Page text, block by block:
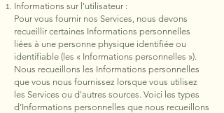
Informations sur l'utilisateur :
Pour vous fournir nos Services, nous devons
recueillir certaines Informations personnelles
liées à une personne physique identifiée ou
identifiable (les « Informations personnelles »).
Nous recueillons les Informations personnelles
que vous nous fournissez lorsque vous utilisez
les Services ou d'autres sources. Voici les types
d’Informations personnelles que nous recueillons